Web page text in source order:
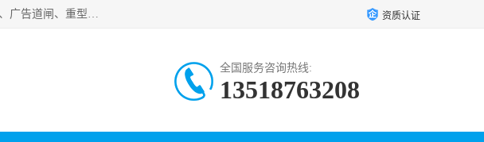
云南实名智科技有限公司是生产、销售、安装为一体的出入口管控设备厂家供应商。主营:电动伸缩门、道闸、广告道闸、重型空降闸、车牌识别、门禁通道、升降柱、岗亭、旗杆等智能设备。主营产品: 电动伸缩门,道闸门禁,车牌识别 生产、销售、安装为一体的出入口管控设备厂家源头供应商。 资质认证
全国服务咨询热线:
13518763208